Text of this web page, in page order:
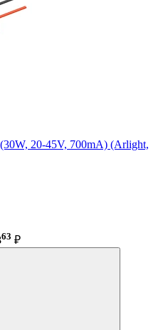
20-45V, 700mA) (Arlight,
63 ₽